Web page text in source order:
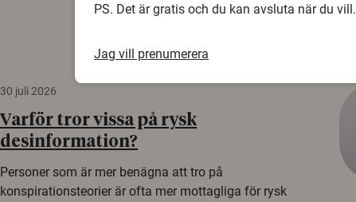
30 juli 2026
Varför tror vissa på rysk
desinformation?
Personer som är mer benägna att tro på
konspirationsteorier är ofta mer mottagliga för rysk
PS. Det är gratis och du kan avsluta när du vill.
Jag vill prenumerera